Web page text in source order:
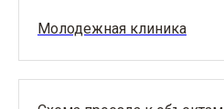
Молодежная клиника